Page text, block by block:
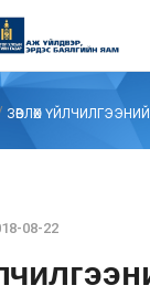
ЗӨВЛӨХ
08-22